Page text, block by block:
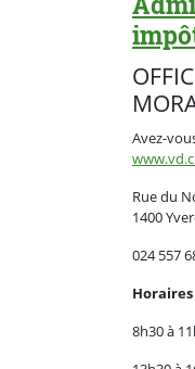
Avez-
Rue du
1400
024 557
8h30 à